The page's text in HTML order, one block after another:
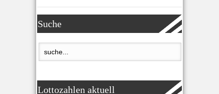
Suche
Lottozahlen aktuell